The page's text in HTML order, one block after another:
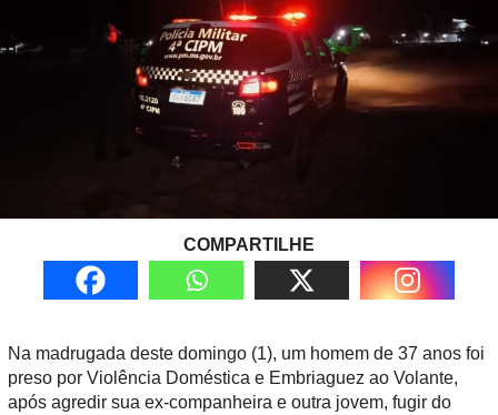
COMPARTILHE
Na madrugada deste domingo (1), um homem de 37 anos foi
preso por Violência Doméstica e Embriaguez ao Volante,
após agredir sua ex-companheira e outra jovem, fugir do